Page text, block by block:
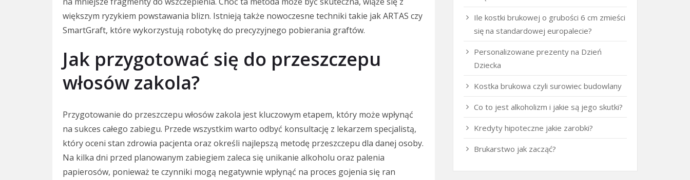
większym ryzykiem powstawania blizn. Istnieją także nowoczesne techniki takie jak ARTAS czy
SmartGraft, które wykorzystują robotykę do precyzyjnego pobierania graftów.
Jak przygotować się do przeszczepu
włosów zakola?
Przygotowanie do przeszczepu włosów zakola jest kluczowym etapem, który może wpłynąć
na sukces całego zabiegu. Przede wszystkim warto odbyć konsultację z lekarzem specjalistą,
który oceni stan zdrowia pacjenta oraz określi najlepszą metodę przeszczepu dla danej osoby.
Na kilka dni przed planowanym zabiegiem zaleca się unikanie alkoholu oraz palenia
papierosów, ponieważ te czynniki mogą negatywnie wpłynąć na proces gojenia się ran
Ile kostki brukowej o grubości 6 cm zmieści
się na standardowej europalecie?
Personalizowane prezenty na Dzień
Dziecka
Kostka brukowa czyli surowiec budowlany
Co to jest alkoholizm i jakie są jego skutki?
Kredyty hipoteczne jakie zarobki?
Brukarstwo jak zacząć?